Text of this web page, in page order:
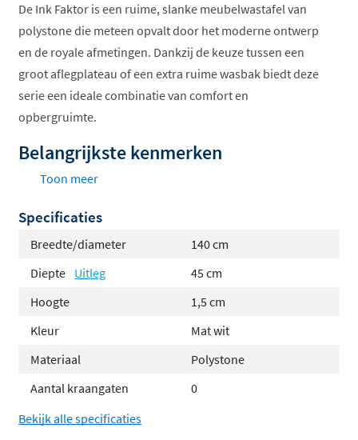
De Ink Faktor is een ruime, slanke meubelwastafel van
polystone die meteen opvalt door het moderne ontwerp
en de royale afmetingen. Dankzij de keuze tussen een
groot aflegplateau of een extra ruime wasbak biedt deze
serie een ideale combinatie van comfort en
opbergruimte.
Belangrijkste kenmerken
ruime wasbak of groot aflegplateau
Gemaakt van hoogwaardig polystone, makkelijk te
Leverbaar in mat wit en glans wit
Verkrijgbaar met of zonder kraangat, geschikt
voor opbouw- en inbouwkranen
rechtsgeplaatste wasbak bij alle afmetingen
behalve 80 cm
Niet vrijhangend, te combineren met alle INK
Toon meer
Specificaties
Breedte/diameter
140 cm
Diepte Uitleg
45 cm
Hoogte
1,5 cm
Kleur
Mat wit
Materiaal
Polystone
Aantal kraangaten
0
Bekijk alle specificaties